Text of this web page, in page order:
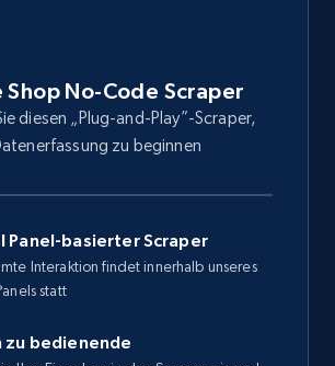
Shop No-Code Scraper
diesen „Plug-and-Play”-Scraper,
zu beginnen
Panel-basierter Scraper
Interaktion findet innerhalb unseres
statt
zu bedienende